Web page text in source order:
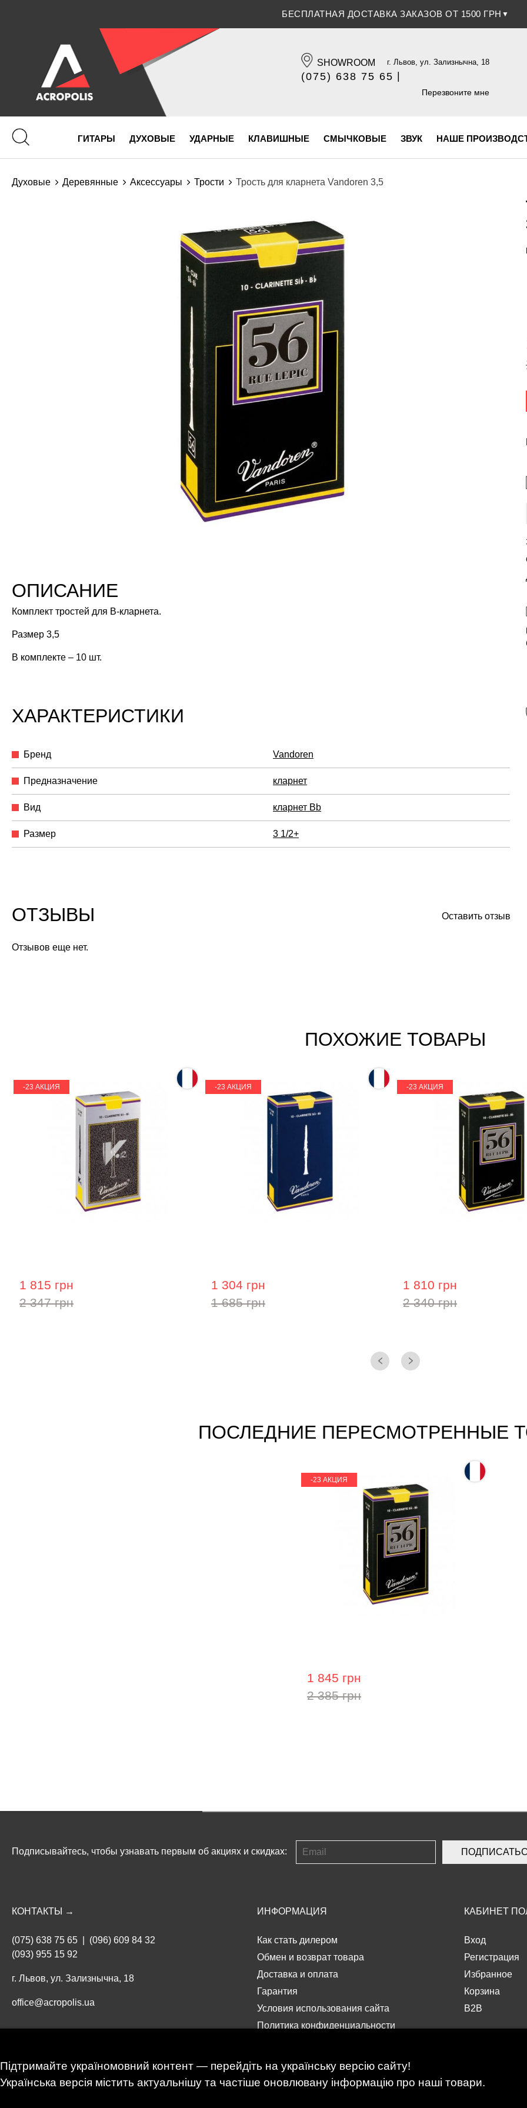
БЕСПЛАТНАЯ ДОСТАВКА ЗАКАЗОВ ОТ 1500 ГРН ▼
СКИДКА 5% ПРИ ОПЛАТЕ БАНКОВСКОЙ КАРТОЧКОЙ
SHOWROOM г. Львов, ул. Зализнычна, 18
(075) 638 75 65
(096) 609 84 32
Перезвоните мне
ГИТАРЫ ДУХОВЫЕ УДАРНЫЕ КЛАВИШНЫЕ СМЫЧКОВЫЕ ЗВУК НАШЕ
Духовые Деревянные Аксессуары Трости Трость для кларнета Vandoren 3,5
ОПИСАНИЕ
Комплект тростей для B-кларнета.
Размер 3,5
В комплекте – 10 шт.
ХАРАКТЕРИСТИКИ
Бренд Vandoren
Предназначение кларнет
Вид кларнет Bb
Размер 3 1/2+
Оставить отзыв
ОТЗЫВЫ
Отзывов еще нет.
ПОХОЖИЕ ТОВАРЫ
-23 АКЦИЯ
1 815 грн
2 347 грн
-23 АКЦИЯ
1 304 грн
1 685 грн
-23 АКЦИЯ
1 810 грн
2 340 грн
ПОСЛЕДНИЕ ПЕРЕСМОТРЕННЫЕ
-23 АКЦИЯ
1 845 грн
2 385 грн
Подписывайтесь, чтобы узнавать первым об акциях и скидках:
КОНТАКТЫ →
(075) 638 75 65
(096) 609 84 32
(093) 955 15 92
г. Львов, ул. Зализнычна, 18
office@acropolis.ua
Мы принимаем:
ИНФОРМАЦИЯ
Как стать дилером
Обмен и возврат товара
Доставка и оплата
Гарантия
Условия использования сайта
Политика конфиденциальности
Правила использования подарочного
сертификата
Сотрудничество с учебными заведениями
КАБИНЕТ
Вход
Регистрация
Избранное
Корзина
B2B
Підтримайте україномовний контент — перейдіть на українську версію сайту!
Українська версія містить актуальнішу та частіше оновлювану інформацію про наші товари.